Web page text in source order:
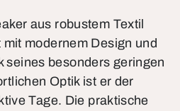
aus robustem Textil
modernem Design und
seines besonders geringen
Optik ist er der
Tage. Die praktische